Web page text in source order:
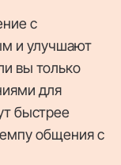
с
и улучшают
вы только
для
быстрее
общения с